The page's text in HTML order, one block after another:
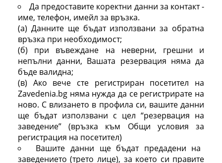
Да предоставите коректни данни за контакт -
име, телефон, имейл за връзка.
(а) Данните ще бъдат използвани за обратна
връзка при необходимост;
(б) при въвеждане на неверни, грешни и
непълни данни, Вашата резервация няма да
бъде валидна;
(в) Ако вече сте регистриран посетител на
Zavedenia.bg няма нужда да се регистрирате на
ново. С влизането в профила си, вашите данни
ще бъдат използвани с цел “резервация на
заведение” (връзка към Общи условия за
регистрация на посетител)
Вашите данни ще бъдат предадени на
заведението (трето лице), за което си правите